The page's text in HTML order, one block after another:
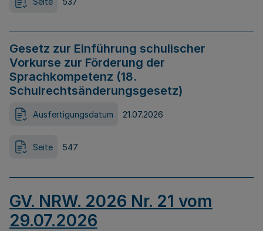
Gesetz zur Einführung schulischer
Vorkurse zur Förderung der
Sprachkompetenz (18.
Schulrechtsänderungsgesetz)
Ausfertigungsdatum 21.07.2026
Seite 547
GV. NRW. 2026 Nr. 21 vom
29.07.2026